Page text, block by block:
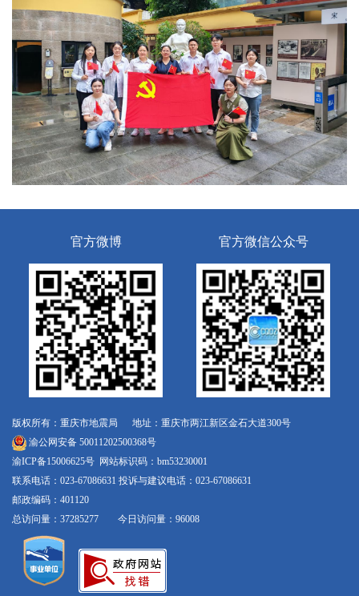
官方微博 官方微信公众号
版权所有：重庆市地震局 地址：重庆市两江新区金石大道300号
渝公网安备 50011202500368号
渝ICP备15006625号 网站标识码：bm53230001
联系电话：023-67086631 投诉与建议电话：023-67086631
邮政编码：401120
总访问量：37285277 今日访问量：96008